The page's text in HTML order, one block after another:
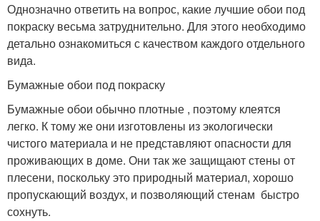
Однозначно ответить на вопрос, какие лучшие обои под
покраску весьма затруднительно. Для этого необходимо
детально ознакомиться с качеством каждого отдельного
вида.
Бумажные обои под покраску
Бумажные обои обычно плотные , поэтому клеятся
легко. К тому же они изготовлены из экологически
чистого материала и не представляют опасности для
проживающих в доме. Они так же защищают стены от
плесени, поскольку это природный материал, хорошо
пропускающий воздух, и позволяющий стенам быстро
сохнуть.